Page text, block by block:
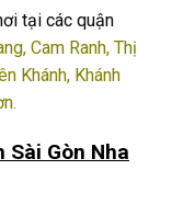
tại các quận
Cam Ranh, Thị
Khánh, Khánh
Sài Gòn Nha